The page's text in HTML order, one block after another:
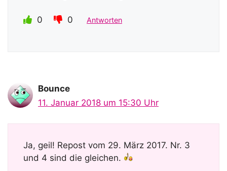
0 0 Antworten
Bounce
11. Januar 2018 um 15:30 Uhr
Ja, geil! Repost vom 29. März 2017. Nr. 3
und 4 sind die gleichen.